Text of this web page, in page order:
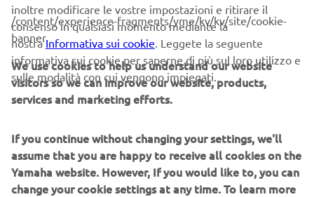
SCOPRI DI PIÙ
NUOVA XSR125 LEGACY
inoltre modificare le vostre impostazioni e ritirare il
consenso in qualsiasi momento mediante la
nostraInformativa sui cookie. Leggete la seguente
informativa sui cookie per saperne di più sul loro utilizzo e
sulle modalità con cui vengono impiegati.
/content/experience-fragments/yme/kv/kv/site/cookie-
banner
We use cookies to help us understand our website
visitors so we can improve our website, products,
services and marketing efforts.
If you continue without changing your settings, we'll
assume that you are happy to receive all cookies on the
Yamaha website. However, If you would like to, you can
change your cookie settings at any time. To learn more